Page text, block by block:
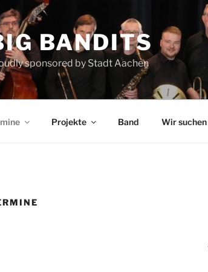
BANDITS
sponsored by Stadt Aachen
Projekte Band Wir suchen